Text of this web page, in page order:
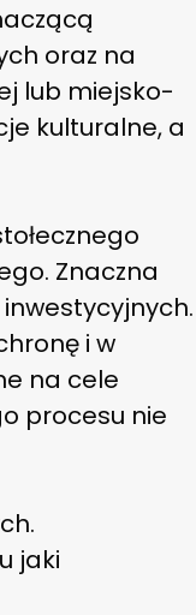
oraz na
lub miejsko-
kulturalne, a
Znaczna
i w
na cele
procesu nie
jaki